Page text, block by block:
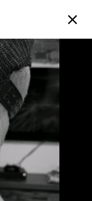
Newschool / Graffiti /
INFO